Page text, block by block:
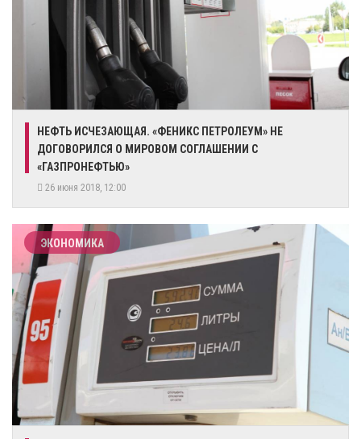
НЕФТЬ ИСЧЕЗАЮЩАЯ. «ФЕНИКС ПЕТРОЛЕУМ» НЕ
ДОГОВОРИЛСЯ О МИРОВОМ СОГЛАШЕНИИ С
«ГАЗПРОНЕФТЬЮ»
26 июня 2018, 12:00
ЭКОНОМИКА